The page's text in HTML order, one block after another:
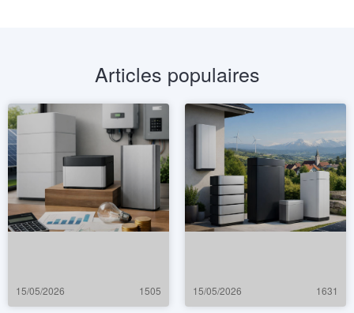
Articles populaires
15/05/2026 1505 15/05/2026 1631